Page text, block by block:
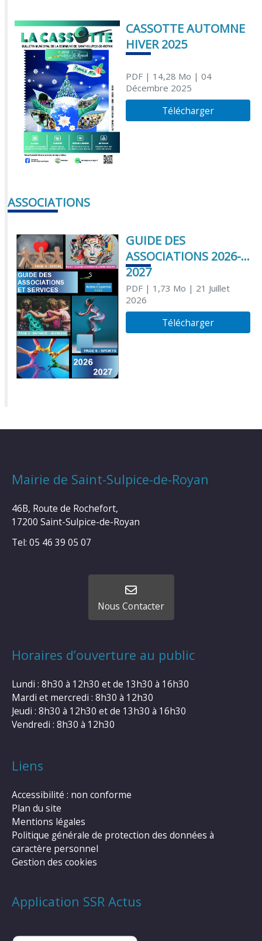
CASSOTTE AUTOMNE
HIVER 2025
PDF| 14,28 Mo | 04
Décembre 2025
Télécharger
ASSOCIATIONS
GUIDE DES
ASSOCIATIONS 2026-
2027
PDF| 1,73 Mo | 21 Juillet
2026
Télécharger
Mairie de Saint-Sulpice-de-Royan
46B, Route de Rochefort,
17200 Saint-Sulpice-de-Royan
Tel: 05 46 39 05 07
Nous Contacter
Horaires d’ouverture au public
Lundi : 8h30 à 12h30 et de 13h30 à 16h30
Mardi et mercredi : 8h30 à 12h30
Jeudi : 8h30 à 12h30 et de 13h30 à 16h30
Vendredi : 8h30 à 12h30
Liens
Accessibilité : non conforme
Plan du site
Mentions légales
Politique générale de protection des données à
caractère personnel
Gestion des cookies
Application SSR Actus